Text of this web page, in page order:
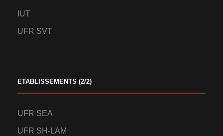
IUT
UFR SVT
ETABLISSEMENTS (2/2)
UFR SEA
UFR SH-LAM